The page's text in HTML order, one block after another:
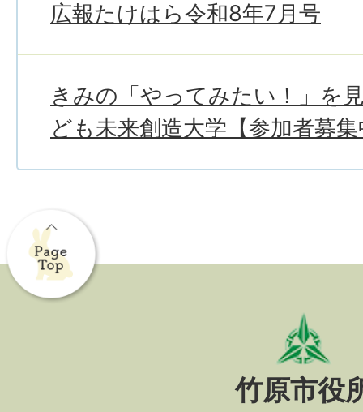
広報たけはら令和8年7月号
きみの「やってみたい！」を
ども未来創造大学【参加者募
竹原市役